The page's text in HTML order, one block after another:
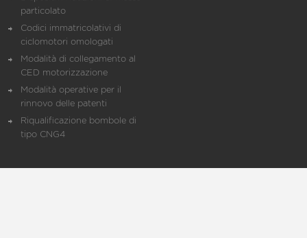
particolato
Codici immatricolativi di
ciclomotori omologati
Modalità di collegamento al
CED motorizzazione
Modalità operative per il
rinnovo delle patenti
Riqualificazione bombole di
tipo CNG4